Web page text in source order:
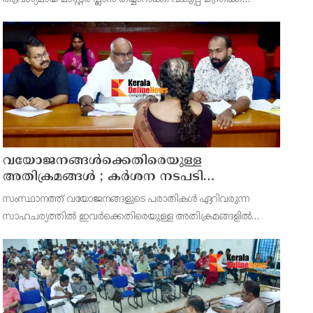
അറിയിച്ചു. ഡിപ്പോയ്ക്ക് നാല് ഏക്കറിൽ അധികം വരുന്ന
സ്ഥലമുണ്ട്
വയോജനങ്ങൾക്കെതിരെയുള്ള
അതിക്രമങ്ങൾ ; കർശന നടപടി
സ്വീകരിക്കുമെന്ന് കമ്മീഷൻ
സംസ്ഥാനത്ത് വയോജനങ്ങളുടെ പരാതികൾ ഏറിവരുന്ന
സാഹചര്യത്തിൽ ഇവർക്കെതിരെയുള്ള അതിക്രമങ്ങളിൽ
ചെയർമാൻ അഡ്വ. കെ. സോമപ്രസാദ്.